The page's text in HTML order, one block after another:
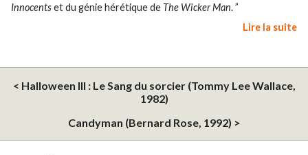
Innocentset du génie hérétique de The Wicker Man. ”
Lire la suite
< Halloween III : Le Sang du sorcier (Tommy Lee Wallace,
1982)
Candyman (Bernard Rose, 1992) >